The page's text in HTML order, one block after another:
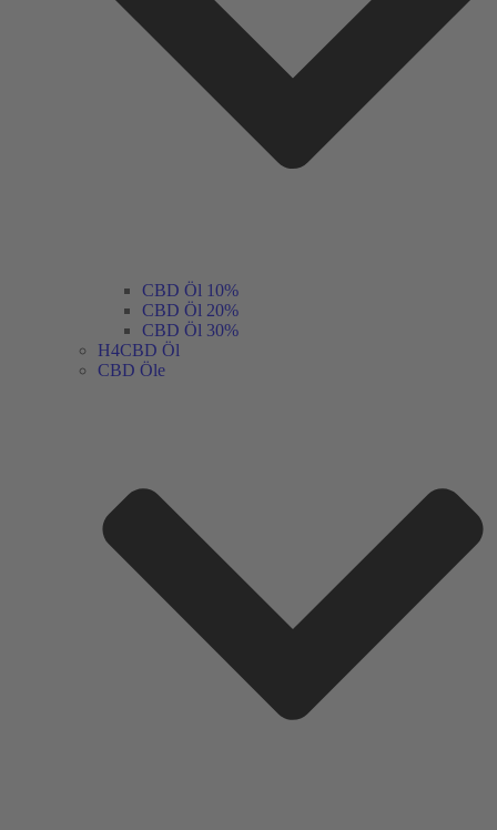
CBD Öl 10%
CBD Öl 20%
CBD Öl 30%
H4CBD Öl
CBD Öle